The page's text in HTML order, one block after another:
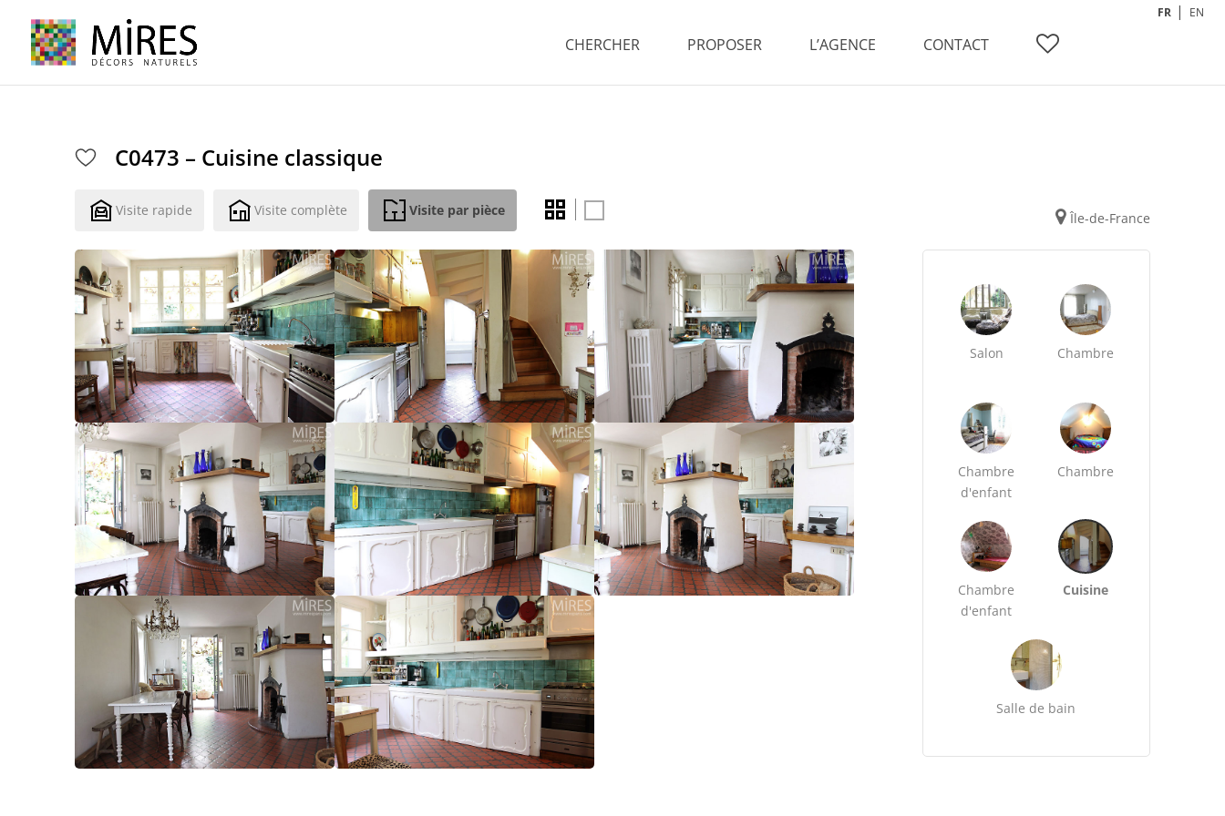
CHERCHER PROPOSER L’AGENCE CONTACT
FR EN
C0473 – Cuisine classique
Visite rapide Visite complète Visite par pièce Île-de-France
Salon Chambre
Chambre
d'enfant
Chambre
Chambre
d'enfant
Cuisine
Salle de bain